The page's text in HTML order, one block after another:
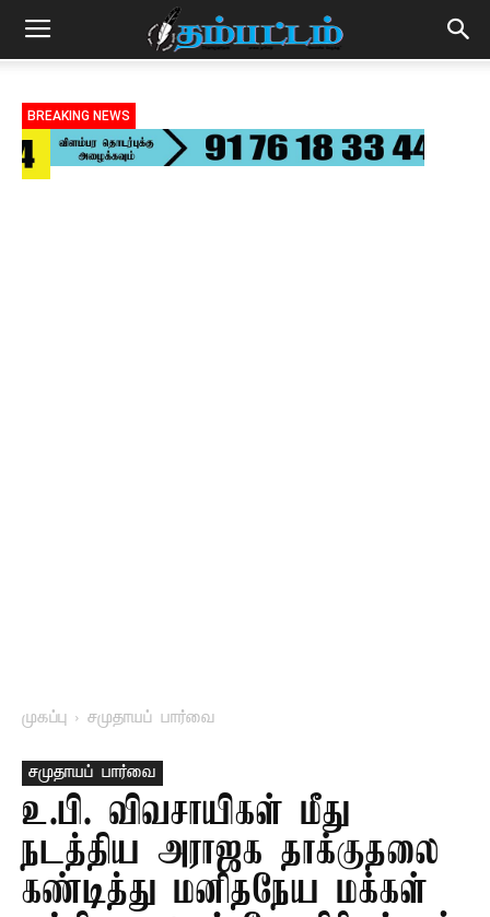
BREAKING NEWS
முகப்பு சமுதாயப் பார்வை
சமுதாயப் பார்வை
உ.பி. விவசாயிகள் மீது
நடத்திய அராஜக தாக்குதலை
கண்டித்து மனிதநேய மக்கள்